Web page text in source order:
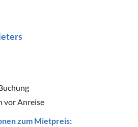
vor Anreise
zum Mietpreis: